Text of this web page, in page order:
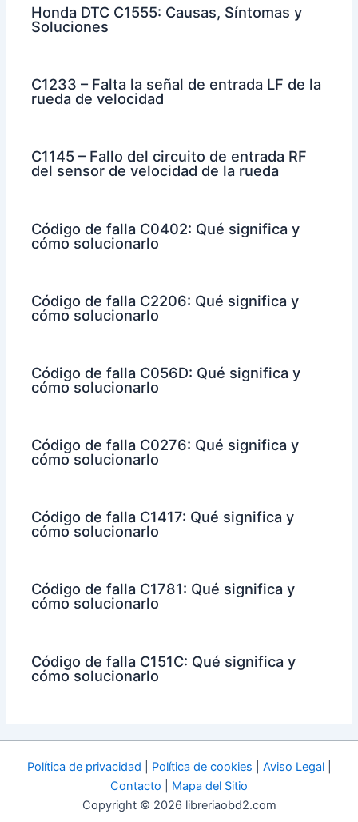
Honda DTC C1555: Causas, Síntomas y
Soluciones
C1233 – Falta la señal de entrada LF de la
rueda de velocidad
C1145 – Fallo del circuito de entrada RF
del sensor de velocidad de la rueda
Código de falla C0402: Qué significa y
cómo solucionarlo
Código de falla C2206: Qué significa y
cómo solucionarlo
Código de falla C056D: Qué significa y
cómo solucionarlo
Código de falla C0276: Qué significa y
cómo solucionarlo
Código de falla C1417: Qué significa y
cómo solucionarlo
Código de falla C1781: Qué significa y
cómo solucionarlo
Código de falla C151C: Qué significa y
cómo solucionarlo
Política de privacidad Política de cookies Aviso Legal|
Contacto
Mapa del Sitio
Copyright © 2026 libreriaobd2.com